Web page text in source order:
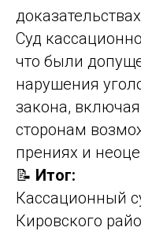
Суд
что были
нарушения
закона,
сторонам
прениях и
📝 Итог:
Кассационный
Кировского